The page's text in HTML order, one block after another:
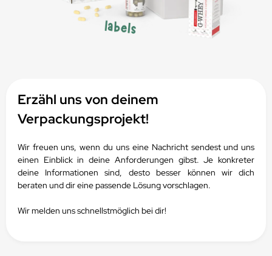
Erzähl uns von deinem
Verpackungsprojekt!
Wir freuen uns, wenn du uns eine Nachricht sendest und uns
einen Einblick in deine Anforderungen gibst.Je konkreter
deine Informationen sind, desto besser können wir dich
beraten und dir eine passende Lösung vorschlagen.
Wir melden uns schnellstmöglich bei dir!